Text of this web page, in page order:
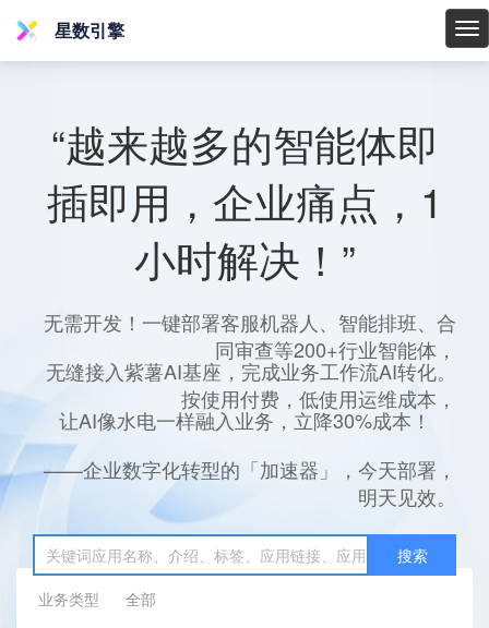
星
星数引擎
“越来越多的智能体即
插即用，企业痛点，1
小时解决！”
无需开发！一键部署客服机器人、智能排班、合
同审查等200+行业智能体，
无缝接入紫薯AI基座，完成业务工作流AI转化。
按使用付费，低使用运维成本，
让AI像水电一样融入业务，立降30%成本！
——企业数字化转型的「加速器」，今天部署，
明天见效。
搜索
业务类型
全部